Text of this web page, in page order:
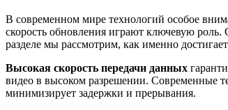
В современном мире технологий особое
скорость обновления играют ключевую
разделе мы рассмотрим, как именно
Высокая скорость передачи данных
видео в высоком разрешении. Современные
минимизирует задержки и прерывания.